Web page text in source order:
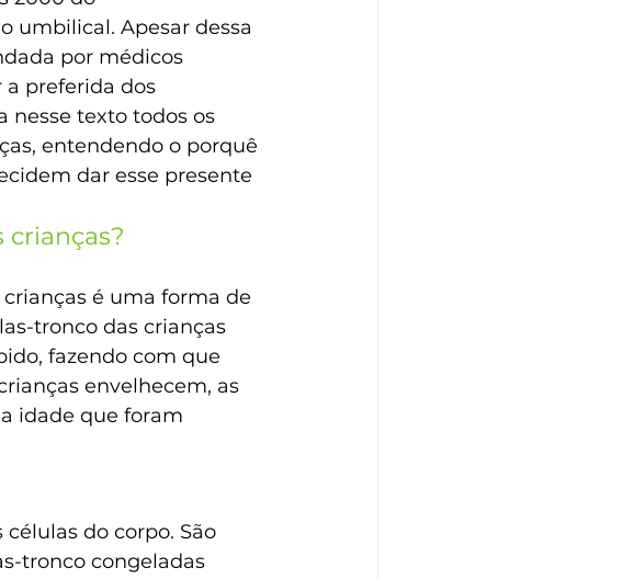
umbilical. Apesar dessa
por médicos
a preferida dos
nesse texto todos os
entendendo o porquê
dar esse presente
é uma forma de
tronco das crianças
fazendo com que
envelhecem, as
idade que foram
do corpo. São
tronco congeladas